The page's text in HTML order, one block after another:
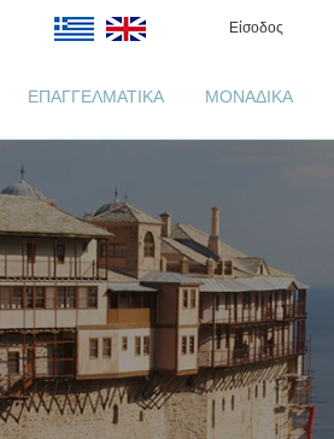
Είσοδος
ΕΠΑΓΓΕΛΜΑΤΙΚΑ ΜΟΝΑΔΙΚΑ